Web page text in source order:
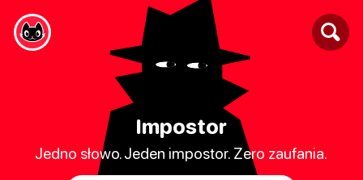
Impostor
Jedno słowo. Jeden impostor. Zero zaufania.